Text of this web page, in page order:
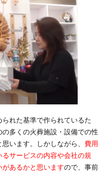
れた基準で作られているた
多くの火葬施設・設備での性
います。しかしながら、 費用
サービスの内容や会社の規
あるかと思いますので、事前